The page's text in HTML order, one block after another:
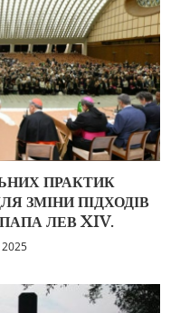
ПРАКТИК
ЗМІНИ ПІДХОДІВ
ЛЕВ XIV.